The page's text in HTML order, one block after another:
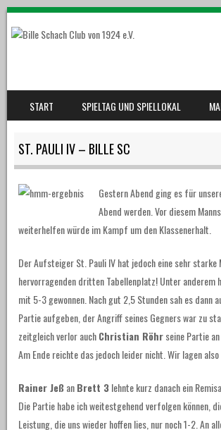
MENU
SKIP TO CONTENT
START SPIELTAG UND SPIELLOKAL
ST. PAULI IV – BILLE SC
Gestern Abend ging es für
Abend werden. Vor diesem
weiterhelfen würde im Kampf um den Klassenerhalt.
Der Aufsteiger St. Pauli IV hat jedoch eine sehr
hervorragenden dritten Tabellenplatz! Unter anderem
mit 5-3 gewonnen. Nach gut 2,5 Stunden sah es dann
Partie aufgeben, der Angriff seines Gegners war zu
zeitgleich verlor auchChristian Röhrseine Partie an
Am Ende reichte das jedoch leider nicht. Wir lagen
Rainer JeßanBrett 3lehnte kurz danach ein
Die Partie habe ich weitestgehend verfolgen können,
Leistung, die uns wieder hoffen lies, nur noch 1-2. An